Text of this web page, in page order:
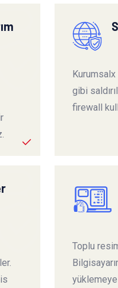
Kurumsalx
gibi
firewall
Toplu
yüklemeye